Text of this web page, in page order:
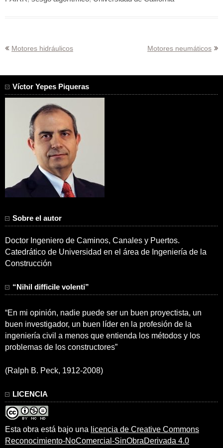
Navegación
Motores hidráulicos Motores neumáticos
Víctor Yepes Piqueras
Sobre el autor
Doctor Ingeniero de Caminos, Canales y Puertos.
Catedrático de Universidad en el área de Ingeniería de la
Construcción
“Nihil difficile volenti”
“En mi opinión, nadie puede ser un buen proyectista, un
buen investigador, un buen líder en la profesión de la
ingeniería civil a menos que entienda los métodos y los
problemas de los constructores”
(Ralph B. Peck, 1912-2008)
LICENCIA
Esta obra está bajo una licencia de Creative Commons
Reconocimiento-NoComercial-SinObraDerivada 4.0